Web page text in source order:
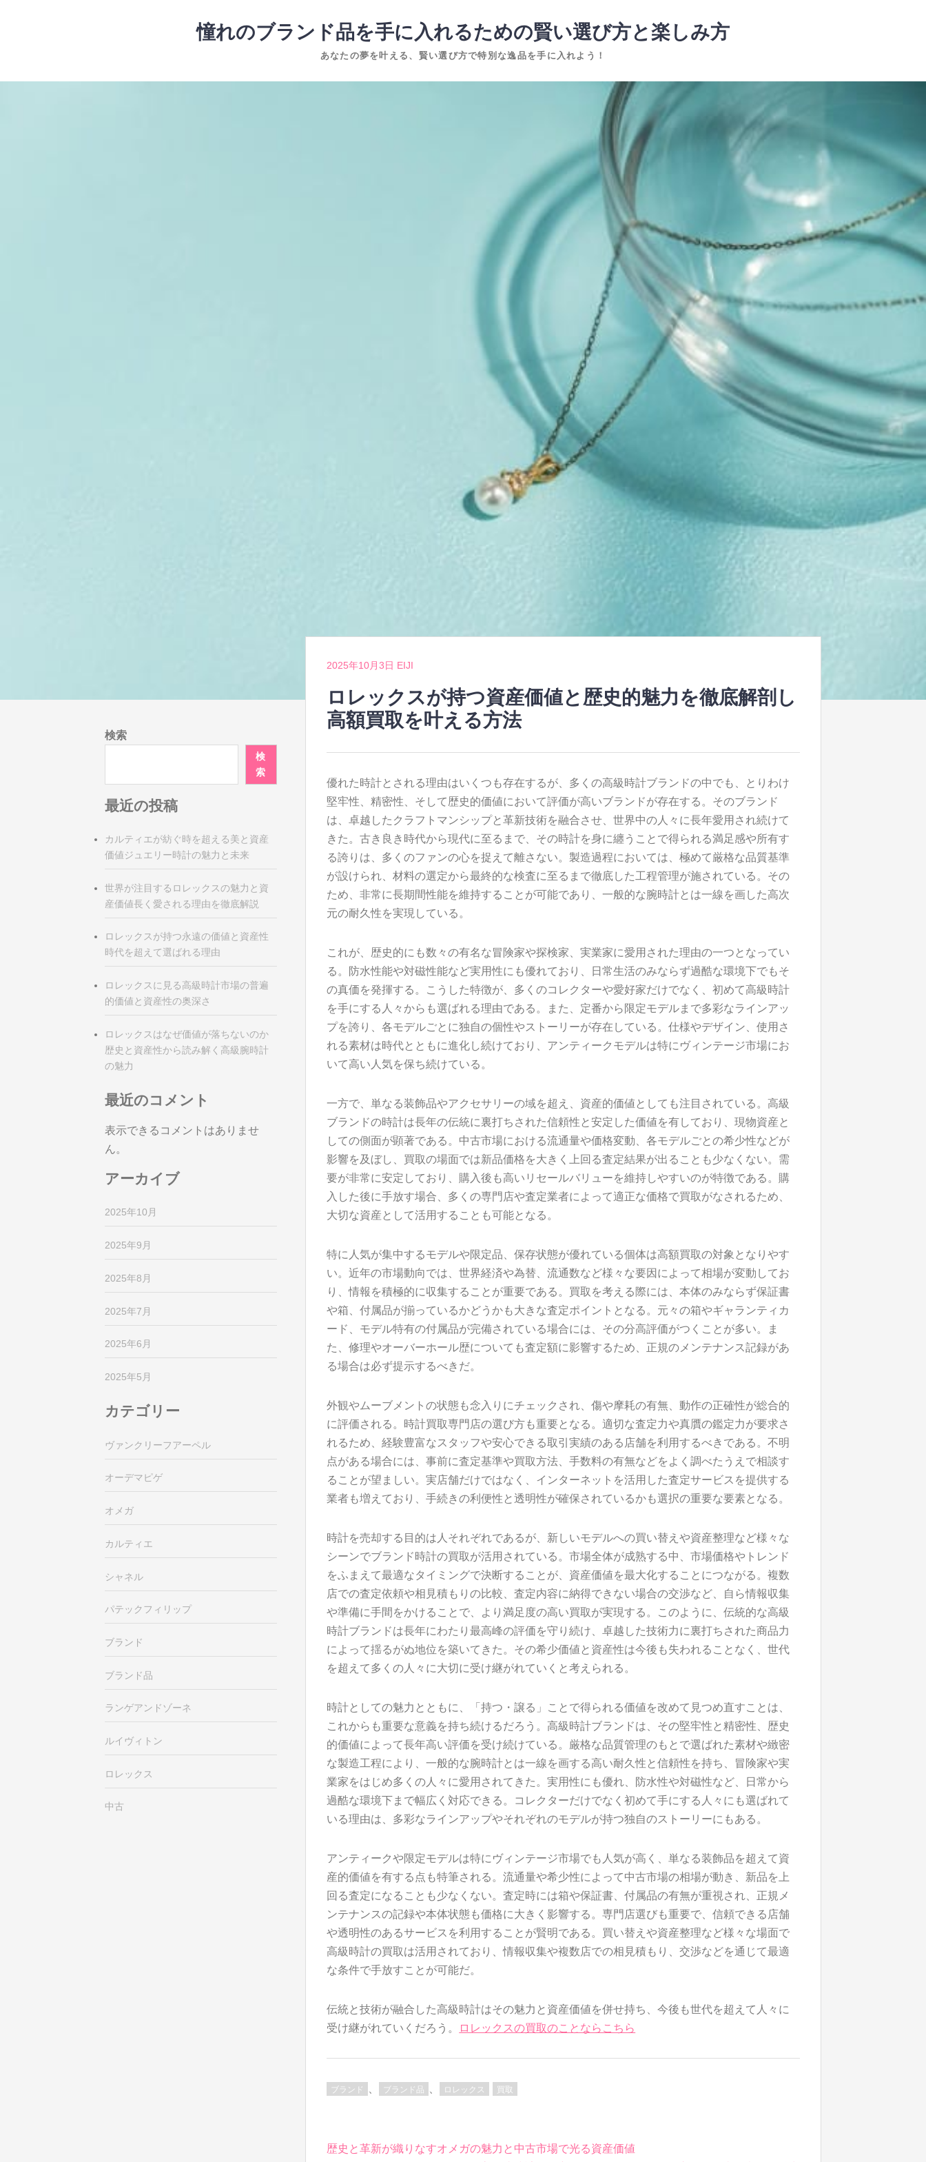
ツ
憧れのブランド品を手に入れるための賢い選び方と楽しみ方
あなたの夢を叶える、賢い選び方で特別な逸品を手に入れよう！
2025年10月3日 EIJI
ロレックスが持つ資産価値と歴史的魅力を徹底解剖し
高額買取を叶える方法
優れた時計とされる理由はいくつも存在するが、多くの高級時計ブランドの中でも、とりわけ
堅牢性、精密性、そして歴史的価値において評価が高いブランドが存在する。 そのブランド
は、卓越したクラフトマンシップと革新技術を融合させ、世界中の人々に長年愛用され続けて
きた。古き良き時代から現代に至るまで、その時計を身に纏うことで得られる満足感や所有す
る誇りは、多くのファンの心を捉えて離さない。製造過程においては、極めて厳格な品質基準
が設けられ、材料の選定から最終的な検査に至るまで徹底した工程管理が施されている。その
ため、非常に長期間性能を維持することが可能であり、一般的な腕時計とは一線を画した高次
元の耐久性を実現している。
これが、歴史的にも数々の有名な冒険家や探検家、実業家に愛用された理由の一つとなってい
る。防水性能や対磁性能など実用性にも優れており、日常生活のみならず過酷な環境下でもそ
の真価を発揮する。こうした特徴が、多くのコレクターや愛好家だけでなく、初めて高級時計
を手にする人々からも選ばれる理由である。また、定番から限定モデルまで多彩なラインアッ
プを誇り、各モデルごとに独自の個性やストーリーが存在している。仕様やデザイン、使用さ
れる素材は時代とともに進化し続けており、アンティークモデルは特にヴィンテージ市場にお
いて高い人気を保ち続けている。
一方で、単なる装飾品やアクセサリーの域を超え、資産的価値としても注目されている。高級
ブランドの時計は長年の伝統に裏打ちされた信頼性と安定した価値を有しており、現物資産と
しての側面が顕著である。中古市場における流通量や価格変動、各モデルごとの希少性などが
影響を及ぼし、買取の場面では新品価格を大きく上回る査定結果が出ることも少なくない。需
要が非常に安定しており、購入後も高いリセールバリューを維持しやすいのが特徴である。購
入した後に手放す場合、多くの専門店や査定業者によって適正な価格で買取がなされるため、
大切な資産として活用することも可能となる。
特に人気が集中するモデルや限定品、保存状態が優れている個体は高額買取の対象となりやす
い。近年の市場動向では、世界経済や為替、流通数など様々な要因によって相場が変動してお
り、情報を積極的に収集することが重要である。買取を考える際には、本体のみならず保証書
や箱、付属品が揃っているかどうかも大きな査定ポイントとなる。元々の箱やギャランティカ
ード、モデル特有の付属品が完備されている場合には、その分高評価がつくことが多い。ま
た、修理やオーバーホール歴についても査定額に影響するため、正規のメンテナンス記録があ
る場合は必ず提示するべきだ。
外観やムーブメントの状態も念入りにチェックされ、傷や摩耗の有無、動作の正確性が総合的
に評価される。時計買取専門店の選び方も重要となる。適切な査定力や真贋の鑑定力が要求さ
れるため、経験豊富なスタッフや安心できる取引実績のある店舗を利用するべきである。不明
点がある場合には、事前に査定基準や買取方法、手数料の有無などをよく調べたうえで相談す
ることが望ましい。実店舗だけではなく、インターネットを活用した査定サービスを提供する
業者も増えており、手続きの利便性と透明性が確保されているかも選択の重要な要素となる。
時計を売却する目的は人それぞれであるが、新しいモデルへの買い替えや資産整理など様々な
シーンでブランド時計の買取が活用されている。市場全体が成熟する中、市場価格やトレンド
をふまえて最適なタイミングで決断することが、資産価値を最大化することにつながる。複数
店での査定依頼や相見積もりの比較、査定内容に納得できない場合の交渉など、自ら情報収集
や準備に手間をかけることで、より満足度の高い買取が実現する。このように、伝統的な高級
時計ブランドは長年にわたり最高峰の評価を守り続け、卓越した技術力に裏打ちされた商品力
によって揺るがぬ地位を築いてきた。その希少価値と資産性は今後も失われることなく、世代
を超えて多くの人々に大切に受け継がれていくと考えられる。
時計としての魅力とともに、「持つ・譲る」ことで得られる価値を改めて見つめ直すことは、
これからも重要な意義を持ち続けるだろう。高級時計ブランドは、その堅牢性と精密性、歴史
的価値によって長年高い評価を受け続けている。厳格な品質管理のもとで選ばれた素材や緻密
な製造工程により、一般的な腕時計とは一線を画する高い耐久性と信頼性を持ち、冒険家や実
業家をはじめ多くの人々に愛用されてきた。実用性にも優れ、防水性や対磁性など、日常から
過酷な環境下まで幅広く対応できる。コレクターだけでなく初めて手にする人々にも選ばれて
いる理由は、多彩なラインアップやそれぞれのモデルが持つ独自のストーリーにもある。
アンティークや限定モデルは特にヴィンテージ市場でも人気が高く、単なる装飾品を超えて資
産的価値を有する点も特筆される。流通量や希少性によって中古市場の相場が動き、新品を上
回る査定になることも少なくない。査定時には箱や保証書、付属品の有無が重視され、正規メ
ンテナンスの記録や本体状態も価格に大きく影響する。専門店選びも重要で、信頼できる店舗
や透明性のあるサービスを利用することが賢明である。買い替えや資産整理など様々な場面で
高級時計の買取は活用されており、情報収集や複数店での相見積もり、交渉などを通じて最適
な条件で手放すことが可能だ。
伝統と技術が融合した高級時計はその魅力と資産価値を併せ持ち、今後も世代を超えて人々に
受け継がれていくだろう。
ロレックスの買取のことならこちら
ブランド 、 ブランド品 、 ロレックス 買取
投
歴史と革新が織りなすオメガの魅力と中古市場で光る資産価値
検索
検
索
最近の投稿
カルティエが紡ぐ時を超える美と資産
価値ジュエリー時計の魅力と未来
世界が注目するロレックスの魅力と資
産価値長く愛される理由を徹底解説
ロレックスが持つ永遠の価値と資産性
時代を超えて選ばれる理由
ロレックスに見る高級時計市場の普遍
的価値と資産性の奥深さ
ロレックスはなぜ価値が落ちないのか
歴史と資産性から読み解く高級腕時計
の魅力
最近のコメント
表示できるコメントはありませ
ん。
アーカイブ
2025年10月
2025年9月
2025年8月
2025年7月
2025年6月
2025年5月
カテゴリー
ヴァンクリーフアーペル
オーデマピゲ
オメガ
カルティエ
シャネル
パテックフィリップ
ブランド
ブランド品
ランゲアンドゾーネ
ルイヴィトン
ロレックス
中古